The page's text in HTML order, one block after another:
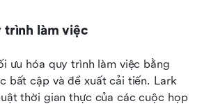
trình làm việc
ưu hóa quy trình làm việc bằng
bất cập và đề xuất cải tiến. Lark
thời gian thực của các cuộc họp